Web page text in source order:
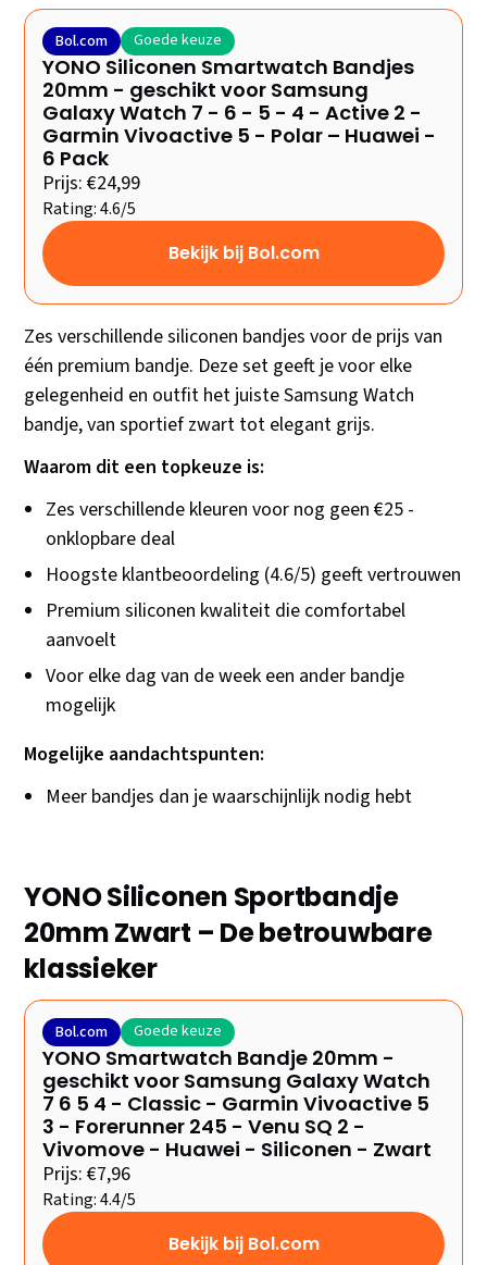
Bol.com Goede keuze
YONO Siliconen Smartwatch Bandjes
20mm - geschikt voor Samsung
Galaxy Watch 7 - 6 - 5 - 4 - Active 2 -
Garmin Vivoactive 5 - Polar – Huawei -
6 Pack
Prijs: €24,99
Rating: 4.6/5
Bekijk bij Bol.com
Zes verschillende siliconen bandjes voor de prijs van
één premium bandje. Deze set geeft je voor elke
gelegenheid en outfit het juiste Samsung Watch
bandje, van sportief zwart tot elegant grijs.
Waarom dit een topkeuze is:
Zes verschillende kleuren voor nog geen €25 -
onklopbare deal
Hoogste klantbeoordeling (4.6/5) geeft vertrouwen
Premium siliconen kwaliteit die comfortabel
aanvoelt
Voor elke dag van de week een ander bandje
mogelijk
Mogelijke aandachtspunten:
Meer bandjes dan je waarschijnlijk nodig hebt
YONO Siliconen Sportbandje
20mm Zwart – De betrouwbare
klassieker
Bol.com Goede keuze
YONO Smartwatch Bandje 20mm -
geschikt voor Samsung Galaxy Watch
7 6 5 4 - Classic - Garmin Vivoactive 5
3 - Forerunner 245 - Venu SQ 2 -
Vivomove - Huawei - Siliconen - Zwart
Prijs: €7,96
Rating: 4.4/5
Bekijk bij Bol.com